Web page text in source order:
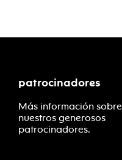
patrocinadores
Más información sobre
nuestros generosos
patrocinadores.